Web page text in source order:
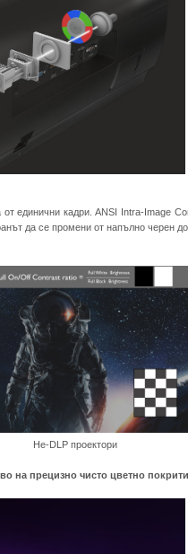
единични кадри. ANSI Intra-Image
да се промени от напълно черен
DLP проектори
на прецизно чисто цветно